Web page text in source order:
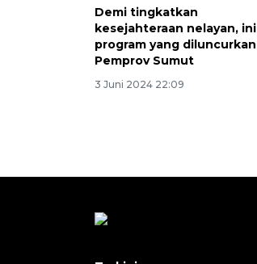
Demi tingkatkan
kesejahteraan nelayan, ini
program yang diluncurkan
Pemprov Sumut
3 Juni 2024 22:09